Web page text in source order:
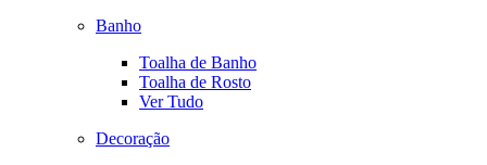
Banho
Toalha de Banho
Toalha de Rosto
Ver Tudo
Decoração